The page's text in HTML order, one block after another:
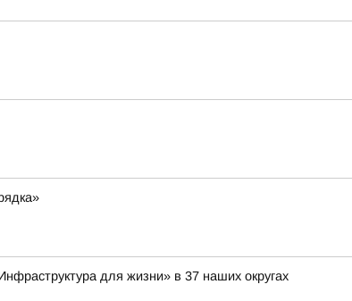
для жизни» в 37 наших округах